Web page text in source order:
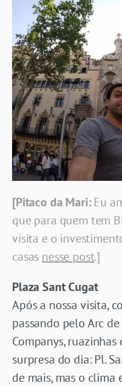
[Pitaco da Mari:Eu
que para quem tem
visita e o
casas nesse post.]
Plaza Sant Cugat
Após a nossa visita,
passando pelo Arc
Companys,
surpresa do dia: Pl.
de mais, mas o clima